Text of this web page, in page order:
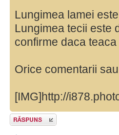
Lungimea lamei
Lungimea tecii este
confirme daca
Orice comentarii
[IMG]http://
Răspunde